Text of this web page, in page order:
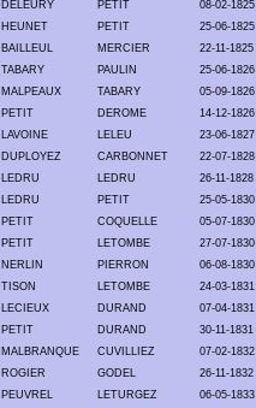
DELEURY PETIT 08-02-1825
HEUNET PETIT 25-06-1825
BAILLEUL MERCIER 22-11-1825
TABARY PAULIN 25-06-1826
MALPEAUX TABARY 05-09-1826
PETIT DEROME 14-12-1826
LAVOINE LELEU 23-06-1827
DUPLOYEZ CARBONNET 22-07-1828
LEDRU LEDRU 26-11-1828
LEDRU PETIT 25-05-1830
PETIT COQUELLE 05-07-1830
PETIT LETOMBE 27-07-1830
NERLIN PIERRON 06-08-1830
TISON LETOMBE 24-03-1831
LECIEUX DURAND 07-04-1831
PETIT DURAND 30-11-1831
MALBRANQUE CUVILLIEZ 07-02-1832
ROGIER GODEL 26-11-1832
PEUVREL LETURGEZ 06-05-1833